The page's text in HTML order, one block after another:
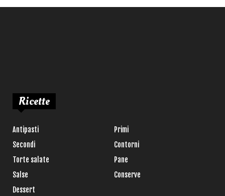
Ricette
Antipasti
Primi
Secondi
Contorni
Torte salate
Pane
Salse
Conserve
Dessert